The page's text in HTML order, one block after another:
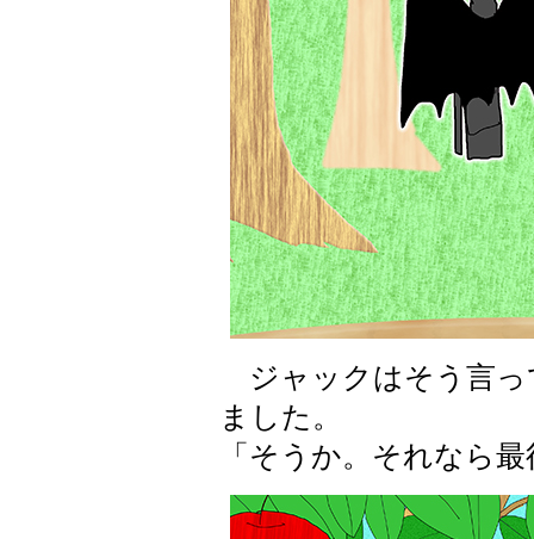
ジャックはそう言っ
ました。
「そうか。それなら